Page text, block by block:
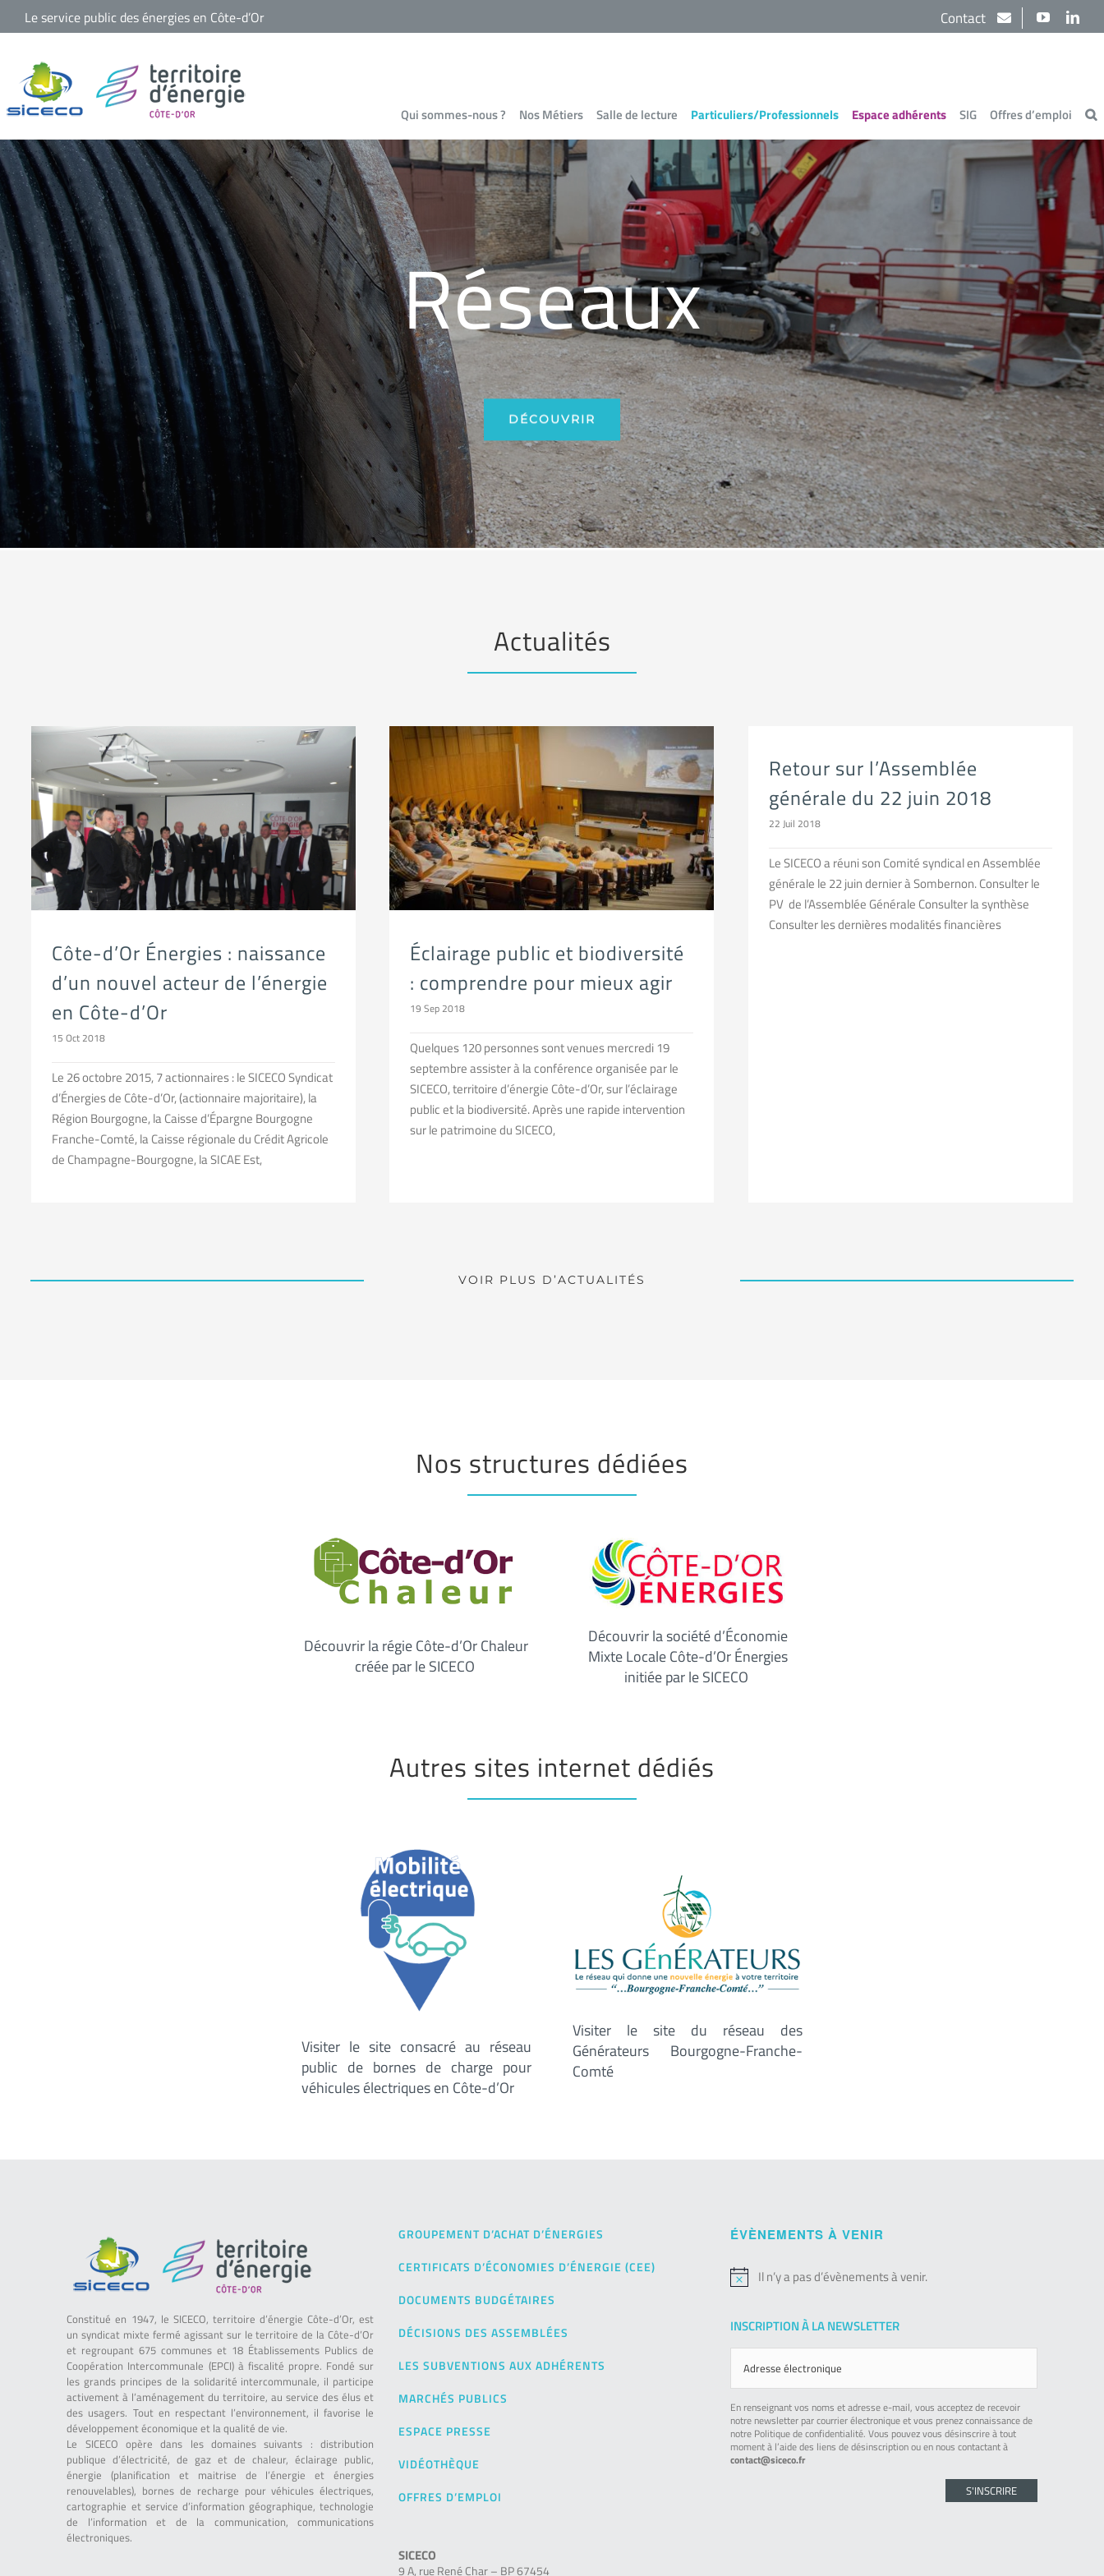
Passer
contenu
Le service public des énergies en Côte-d’Or YouTube
Contact
Qui sommes-nous ? Nos Métiers Salle de lecture Particuliers/Professionnels Espace adhérents SIG Offres d’emploi
Réseaux
DÉCOUVRIR
Actualités
Côte-d’Or Énergies : naissance
d’un nouvel acteur de l’énergie
en Côte-d’Or
15 Oct 2018
Le 26 octobre 2015, 7 actionnaires : le SICECO Syndicat
d’Énergies de Côte-d’Or, (actionnaire majoritaire), la
Région Bourgogne, la Caisse d’Épargne Bourgogne
Franche-Comté, la Caisse régionale du Crédit Agricole
de Champagne-Bourgogne, la SICAE Est,
Éclairage public et biodiversité
: comprendre pour mieux agir
19 Sep 2018
Quelques 120 personnes sont venues mercredi 19
septembre assister à la conférence organisée par le
SICECO, territoire d’énergie Côte-d’Or, sur l’éclairage
public et la biodiversité. Après une rapide intervention
sur le patrimoine du SICECO,
Retour sur l’Assemblée
générale du 22 juin 2018
22 Juil 2018
Le SICECO a réuni son Comité syndical en Assemblée
générale le 22 juin dernier à Sombernon. Consulter le
PV de l’Assemblée Générale Consulter la synthèse
Consulter les dernières modalités financières
VOIR PLUS D’ACTUALITÉS
Nos structures dédiées
Découvrir la régie Côte-d’Or Chaleur
créée par le SICECO
Découvrir la société d’Économie
Mixte Locale Côte-d’Or Énergies
initiée par le SICECO
Autres sites internet dédiés
Visiter le site consacré au réseau
public de bornes de charge pour
véhicules électriques en Côte-d’Or
Visiter le site du réseau des
Générateurs Bourgogne-Franche-
Comté
Constitué en 1947, le SICECO, territoire d’énergie Côte-d’Or, est
un syndicat mixte fermé agissant sur le territoire de la Côte-d’Or
et regroupant 675 communes et 18 Établissements Publics de
Coopération Intercommunale (EPCI) à fiscalité propre. Fondé sur
les grands principes de la solidarité intercommunale, il participe
activement à l’aménagement du territoire, au service des élus et
des usagers. Tout en respectant l’environnement, il favorise le
développement économique et la qualité de vie.
Le SICECO opère dans les domaines suivants : distribution
publique d’électricité, de gaz et de chaleur, éclairage public,
énergie (planification et maitrise de l’énergie et énergies
renouvelables), bornes de recharge pour véhicules électriques,
cartographie et service d’information géographique, technologie
de l’information et de la communication, communications
électroniques.
GROUPEMENT D’ACHAT D’ÉNERGIES
CERTIFICATS D’ÉCONOMIES D’ÉNERGIE (CEE)
DOCUMENTS BUDGÉTAIRES
DÉCISIONS DES ASSEMBLÉES
LES SUBVENTIONS AUX ADHÉRENTS
MARCHÉS PUBLICS
ESPACE PRESSE
VIDÉOTHÈQUE
OFFRES D’EMPLOI
SICECO
9 A, rue René Char – BP 67454
ÉVÈNEMENTS À VENIR
Notice
Il n’y a pas d’évènements à venir.
INSCRIPTION À LA NEWSLETTER
En renseignant vos noms et adresse e-mail, vous acceptez de recevoir
notre newsletter par courrier électronique et vous prenez connaissance de
notre Politique de confidentialité. Vous pouvez vous désinscrire à tout
moment à l’aide des liens de désinscription ou en nous contactant à
contact@siceco.fr